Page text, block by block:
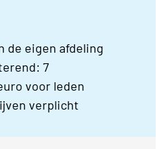
de eigen afdeling
7
voor leden
verplicht